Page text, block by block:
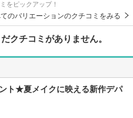
をピックアップ！
のバリエーションのクチコミをみる
クチコミがありません。
ト★夏メイクに映える新作デパ